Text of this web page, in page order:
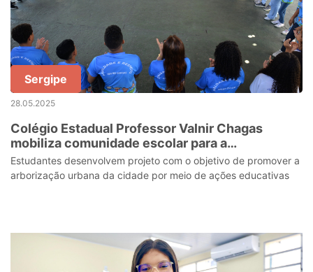
Sergipe
28.05.2025
Colégio Estadual Professor Valnir Chagas
mobiliza comunidade escolar para a
Conferência Nacional Infantojuvenil pelo Meio
Ambiente
Estudantes desenvolvem projeto com o objetivo de promover a
arborização urbana da cidade por meio de ações educativas